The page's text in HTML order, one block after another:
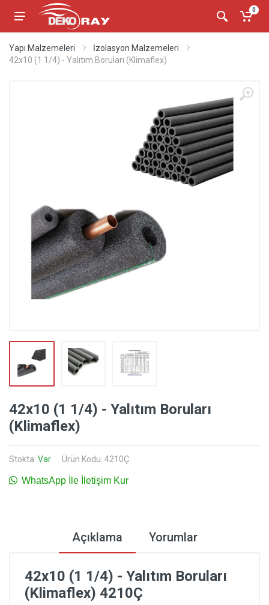
0
Yapı Malzemeleri
İzolasyon Malzemeleri
42x10 (1 1/4) - Yalıtım Boruları (Klimaflex)
42x10 (1 1/4) - Yalıtım Boruları
(Klimaflex)
Stokta: Var Ürün Kodu: 4210Ç
WhatsApp İle İletişim Kur
Açıklama Yorumlar
42x10 (1 1/4) - Yalıtım Boruları
(Klimaflex) 4210Ç